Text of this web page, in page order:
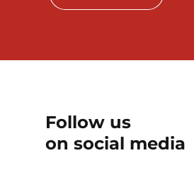
Follow us
on social media